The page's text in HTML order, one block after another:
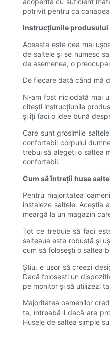
potrivit pentru ca
Instrucțiunile produsului
Aceasta este cea mai
de saltele și se numesc
de asemenea, o
De fiecare dată când mă
N-am fost niciodată mai
citești instrucțiunile
și îți faci o idee bună
Care sunt grosimile
confortabil corpului
trebui să alegeți o saltea
confortabil.
Cum să întreții husa
Pentru majoritatea
instaleze saltele. Aceștia
meargă la un magazin
Tot ce trebuie să faci
salteaua este robustă și
cum să folosești o saltea
Știu, e ușor să creezi
Dacă folosești un
pe monitor și să utilizezi
Majoritatea oamenilor
ta, întreabă-l dacă are
Husele de saltea simple